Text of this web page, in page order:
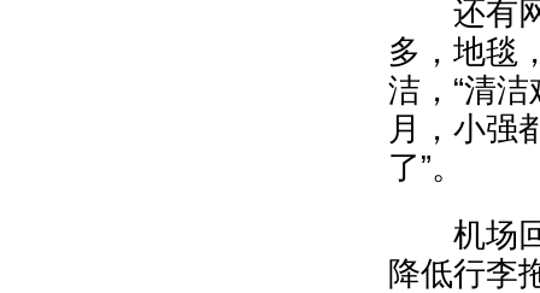
还有网
多，地毯
洁，“清洁
月，小强
了”。
机场回
降低行李